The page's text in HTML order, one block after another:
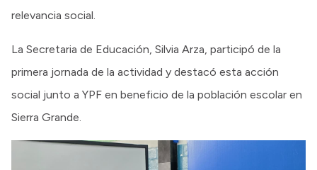
relevancia social.
La Secretaria de Educación, Silvia Arza, participó de la
primera jornada de la actividad y destacó esta acción
social junto a YPF en beneficio de la población escolar en
Sierra Grande.